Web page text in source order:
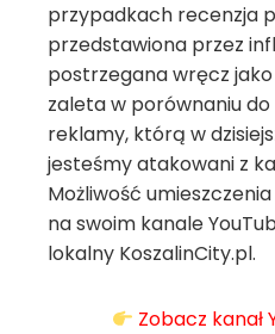
przypadkach recenzja
przedstawiona przez
postrzegana wręcz
zaleta w porównaniu
reklamy, którą w
jesteśmy atakowani z
Możliwość
na swoim kanale
lokalny KoszalinCity.pl.
Zobacz kanał